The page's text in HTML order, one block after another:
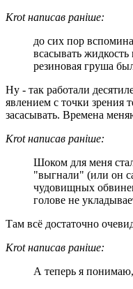
Krot написав раніше:
до сих пор
всасывать
резиновая груша
Ну - так работали
явлением с точки зрения
засасывать. Времена
Krot написав раніше:
Шоком для меня
"выгнали" (или он
чудовищных
голове не
Там всё достаточно
Krot написав раніше:
А теперь я